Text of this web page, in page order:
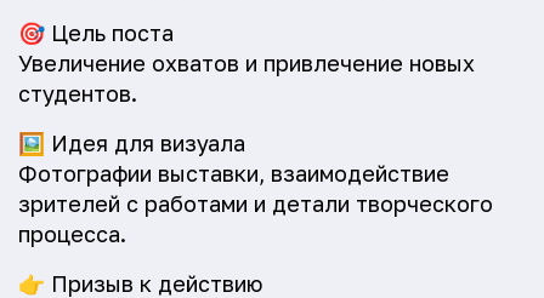
🎯 Цель поста
Увеличение охватов и привлечение новых
студентов.
🖼️ Идея для визуала
Фотографии выставки, взаимодействие
зрителей с работами и детали творческого
процесса.
👉 Призыв к действию